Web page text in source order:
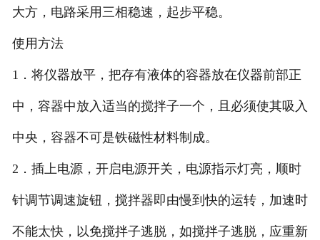
大方，电路采用三相稳速，起步平稳。
使用方法
1．将仪器放平，把存有液体的容器放在仪器前部正
中，容器中放入适当的搅拌子一个，且必须使其吸入
中央，容器不可是铁磁性材料制成。
2．插上电源，开启电源开关，电源指示灯亮，顺时
针调节调速旋钮，搅拌器即由慢到快的运转，加速时
不能太快，以免搅拌子逃脱，如搅拌子逃脱，应重新